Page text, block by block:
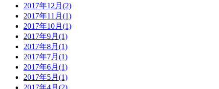
2017年12月(2)
2017年11月(1)
2017年10月(1)
2017年9月(1)
2017年8月(1)
2017年7月(1)
2017年6月(1)
2017年5月(1)
2017年4月(2)